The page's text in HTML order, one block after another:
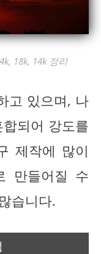
18k, 14k 정리
고 있으며, 나
되어 강도를
제작에 많이
만들어질 수
습니다.